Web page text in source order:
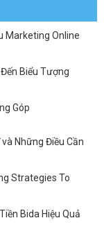
Marketing Online
Biểu Tượng
Góp
Những Điều Cần
Strategies To
Bida Hiệu Quả